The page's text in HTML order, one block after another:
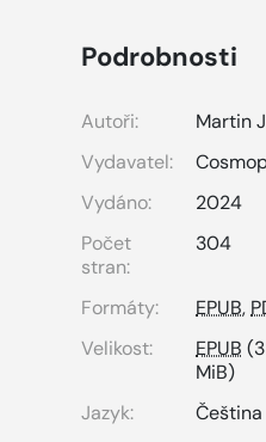
Podrobnosti
Autoři:
Martin
Vydavatel:
Vydáno:
2024
Počet
stran:
304
Formáty: EPUB,
Velikost:
EPUB
MiB)
Jazyk:
Čeština